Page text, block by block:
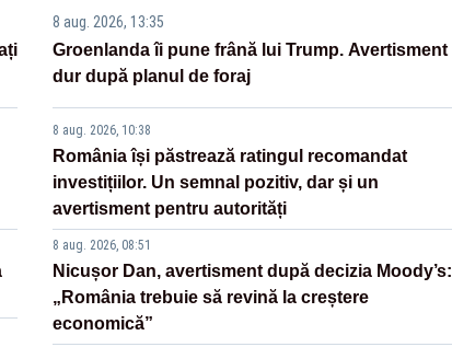
8 aug. 2026, 13:35
Groenlanda îi pune frână lui Trump. Avertisment
dur după planul de foraj
8 aug. 2026, 10:38
România își păstrează ratingul recomandat
investițiilor. Un semnal pozitiv, dar și un
avertisment pentru autorități
8 aug. 2026, 08:51
Nicușor Dan, avertisment după decizia Moody’s:
„România trebuie să revină la creștere
economică”